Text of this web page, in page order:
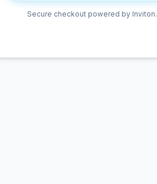
Secure checkout powered by Inviton.